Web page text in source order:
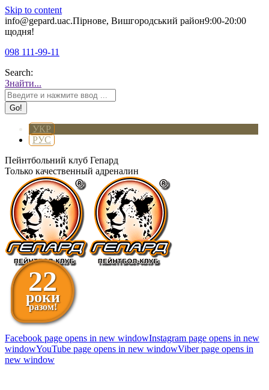
Skip to content
info@gepard.uaс.Пірнове, Вишгородський район9:00-20:00
щодня!
098 111-99-11
Search:
Знайти...
УКР
РУС
Пейнтбольний клуб Гепард
Только качественный адреналин
22
роки
разом!
Facebook page opens in new windowInstagram page opens in new
windowYouTube page opens in new windowViber page opens in
new window